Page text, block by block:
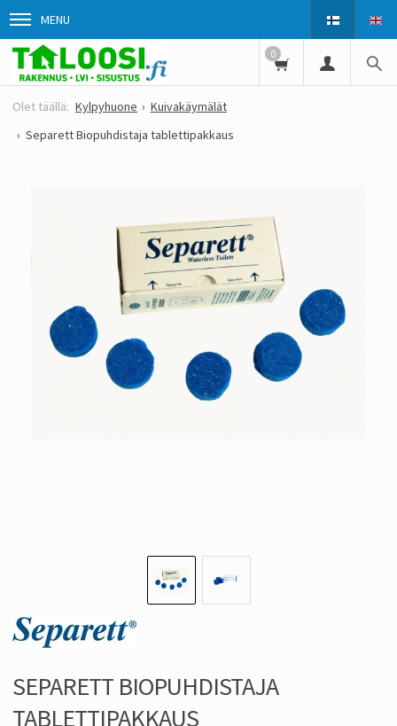
MENU
0
Kylpyhuone
Kuivakäymälät
Separett Biopuhdistaja tablettipakkaus
SEPARETT BIOPUHDISTAJA
TABLETTIPAKKAUS